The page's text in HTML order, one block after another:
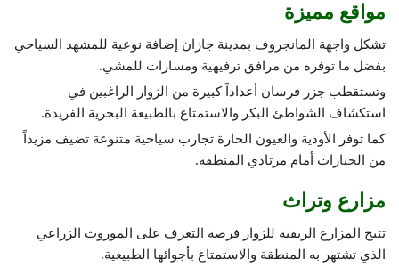
مواقع مميزة
تشكل واجهة المانجروف بمدينة جازان إضافة نوعية للمشهد السياحي
بفضل ما توفره من مرافق ترفيهية ومسارات للمشي.
وتستقطب جزر فرسان أعداداً كبيرة من الزوار الراغبين في
استكشاف الشواطئ البكر والاستمتاع بالطبيعة البحرية الفريدة.
كما توفر الأودية والعيون الحارة تجارب سياحية متنوعة تضيف مزيداً
من الخيارات أمام مرتادي المنطقة.
مزارع وتراث
تتيح المزارع الريفية للزوار فرصة التعرف على الموروث الزراعي
الذي تشتهر به المنطقة والاستمتاع بأجوائها الطبيعية.